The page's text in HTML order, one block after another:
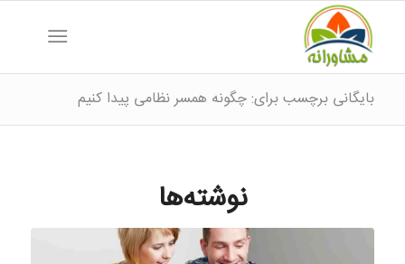
بایگانی برچسب برای: چگونه همسر نظامی پیدا کنیم
نوشته‌ها